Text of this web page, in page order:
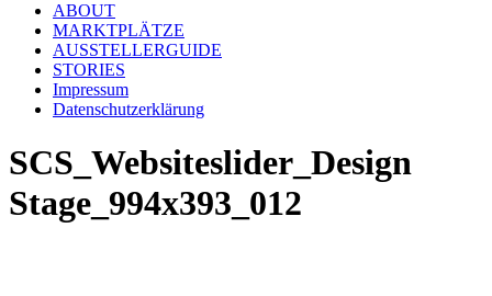
ABOUT
MARKTPLÄTZE
AUSSTELLERGUIDE
STORIES
Impressum
Datenschutzerklärung
SCS_Websiteslider_Design
Stage_994x393_012